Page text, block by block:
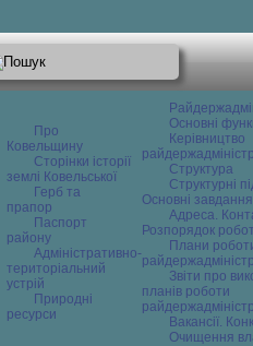
Про
Ковельщину
Сторінки історії
землі Ковельської
Герб та
прапор
Паспорт
району
Адміністративно-
територіальний
устрій
Природні
ресурси
Основні
Керівництво
Структура
Структурні
Основні завдання
Адреса.
Розпорядок
Плани
Звіти про
планів роботи
Вакансії.
Очищення